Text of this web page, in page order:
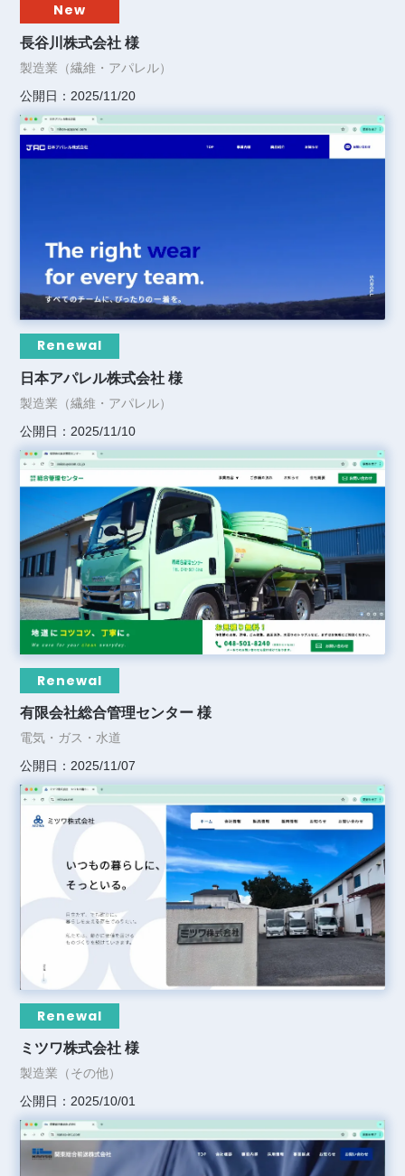
New
長谷川株式会社 様
製造業（繊維・アパレル）
公開日：2025/11/20
Renewal
日本アパレル株式会社 様
製造業（繊維・アパレル）
公開日：2025/11/10
Renewal
有限会社総合管理センター 様
電気・ガス・水道
公開日：2025/11/07
Renewal
ミツワ株式会社 様
製造業（その他）
公開日：2025/10/01